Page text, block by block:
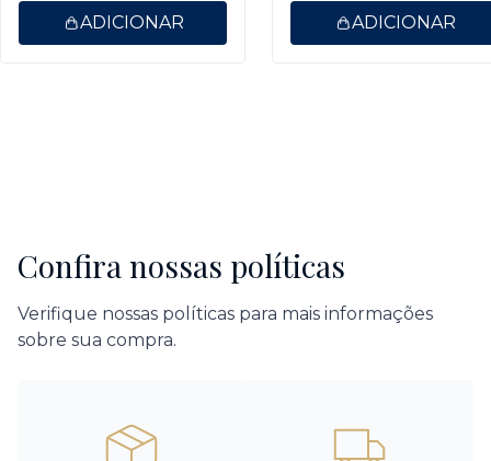
ADICIONAR ADICIONAR
Confira nossas políticas
Verifique nossas políticas para mais informações
sobre sua compra.